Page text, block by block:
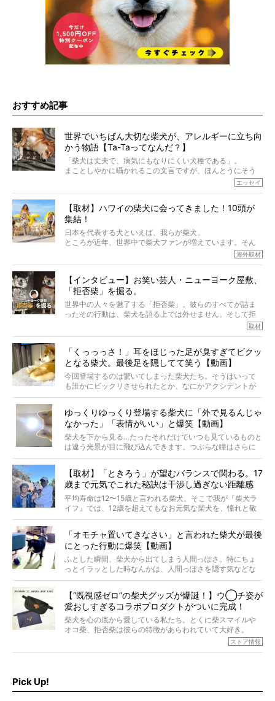
おすすめ記事
世界でいちばん大切な柴犬が、アレルギーに立ち向
かう物語【Ta-Taってなんだ？】
「柴犬は丈夫で、病気にもなりにくい犬種である」。
まことしやかに囁かれるこの文言ですが、ほんとうにそう
でも、いざそれぞれの個体を見ていくと、丈夫で病気にも
なりにくい、とは言えないような気もするのです。
実際に「病気にならない」などということはないし、飼い
主はそのためにやるべきことがある。
今回は、柴犬に関わる方たちすべてに読んで欲しい、ある
語でした。
※文章はご本人の了承を得て編集しています
※画像はすべてイメージです
※この記事は個人の感想であり、効果・効能を示すものではありません
エッセイ
【取材】ハワイの柴犬に会ってきました！10頭が
集結！
日本を代表する犬といえば、我らが柴犬。
ところが近年、世界中で柴犬ファンが増えています。そん
な中「柴犬ライフ」が目をつけたのは、南の楽園ハワイ。
そんな噂を聞きつけ、今回はハワイの柴犬たちを取材して
きました！
海外取材
【インタビュー】お笑い芸人・ニューヨーク屋敷、
「拒否柴」を掘る。
世界中の人々を魅了する「拒否柴」。彼らのすべてが詰ま
ったその行動は、柴犬を語る上では外せません。そして拒
否柴がここまで話題になるのは、“映える”ことも理由のひと
がるのでしょうか。
最近版画製作を始めた、お笑いコンビ「ニューヨーク」の
屋敷裕政さんに、拒否柴を掘っていただきました！ イン
タビューと合わせてご覧ください。
取材
「くっっっさ！」耳をほじった足が臭すぎてビクッ
となる柴犬。最後足を隠してて笑う【動画】
今回登場するのは驚いてしまった柴犬たち。そうはいって
も誰かにビックリさせられたとか、なにかアクシデントが
起きたとか、そういうことが原因ではありません。全ての
ゆっくりゆっくり登場する柴犬に「外で見るんじゃ
なかった」「表情がいい」と爆笑【動画】
柴犬を下から見る…たったそれだけでいつも見ているものと
は違う光景が目に飛び込んできます。つぶらな瞳はさらに
つぶらに見え、モフモフのお顔はさらにモフモフに見えま
【取材】「ときろう」が望むバランスで関わる。17
歳まで元気でこれた秘訣は干渉し過ぎない距離感
#38ときろう
平均寿命は12〜15歳と言われる柴犬。そこで我が『柴犬ラ
イフ』では、12歳を超えてもなお元気な柴犬を、憧れと敬
意を込めて“レジェンド柴”と呼んでいます。 この特集で
ォーカスし、その元気の秘訣や、老犬と暮らすうえで大切
だと思うことを、オーナーさんに語っていただきます。今
回登場してくれたのは、17歳のときろうくん。小さい頃か
ら食が細かったため、何でも食べさせてきたということで
「オモチャ置いてきなさい」と言われた柴犬が最後
にとった行動に爆笑【動画】
ふとした瞬間、柴犬から出てしまう人間っぽさ。特にちょ
っとイラッとした時なんかは、人間っぽさを隠す気などな
いように見えます。もしかして本当の本当は、中身は人間
【“既視感ゼロ”の柴犬グッズが爆誕！】ウ◯チ姿が
愛おしすぎるコラボプロダクトがついに完成！
柴犬を心の底から愛している私たち。とくに柴スマイルや
オコ柴、拒否柴は彼らの特徴があらわれていて大好き。
でもちょっと待て…もうひとつ、忘れてはならない愛おしい
ストア情報
Pick Up!